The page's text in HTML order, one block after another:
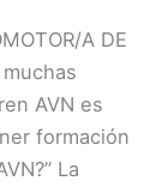
A DE
AVN es
formación
La